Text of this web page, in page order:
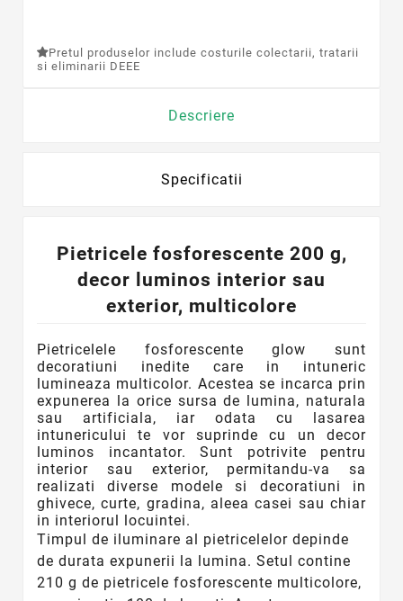
Pretul produselor include costurile colectarii, tratarii
si eliminarii DEEE
Descriere
Specificatii
Pietricele fosforescente 200 g,
decor luminos interior sau
exterior, multicolore
Pietricelele fosforescente glow sunt
decoratiuni inedite care in intuneric
lumineaza multicolor. Acestea se incarca prin
expunerea la orice sursa de lumina, naturala
sau artificiala, iar odata cu lasarea
intunericului te vor suprinde cu un decor
luminos incantator. Sunt potrivite pentru
interior sau exterior, permitandu-va sa
realizati diverse modele si decoratiuni in
ghivece, curte, gradina, aleea casei sau chiar
in interiorul locuintei.
Timpul de iluminare al pietricelelor depinde
de durata expunerii la lumina. Setul contine
210 g de pietricele fosforescente multicolore,